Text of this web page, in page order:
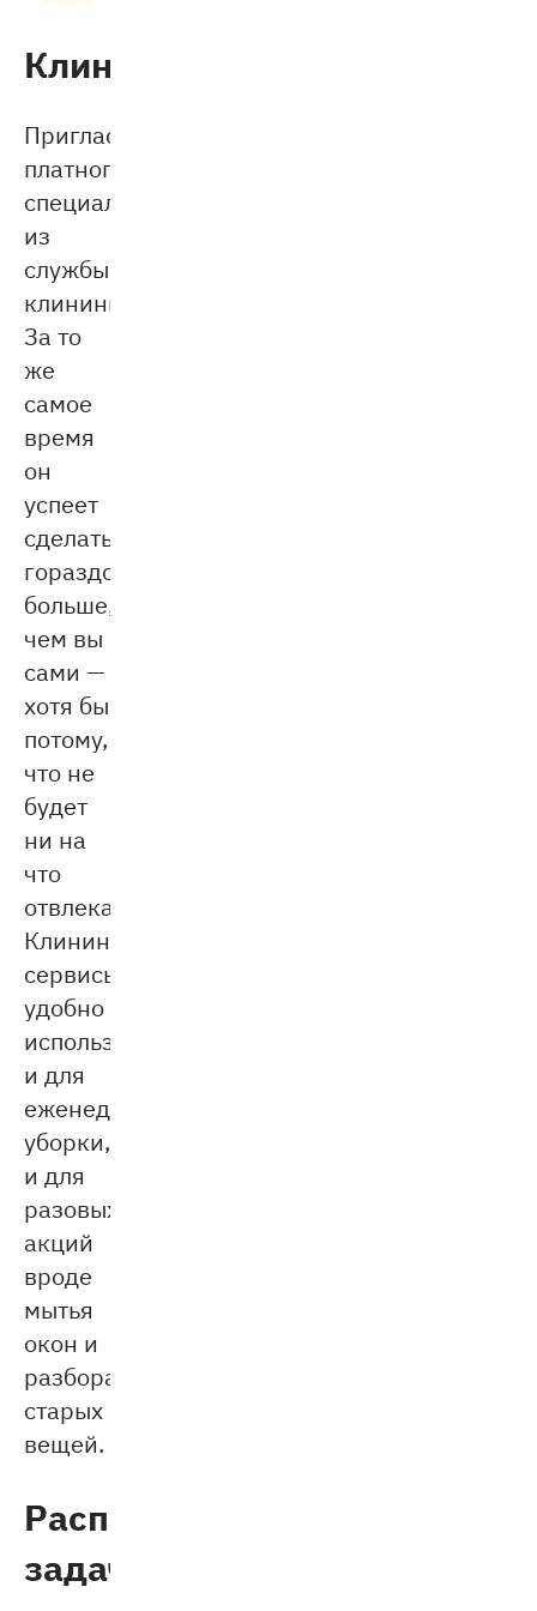
Клининг
Пригласите
платного
специалиста
из
службы
клининга.
За то
же
самое
время
он
успеет
сделать
гораздо
больше,
чем вы
сами —
хотя бы
потому,
что не
будет
ни на
что
отвлекаться.
Клининговые
сервисы
удобно
использовать
и для
еженедельной
уборки,
и для
разовых
акций
вроде
мытья
окон и
разбора
старых
вещей.
Распределение
задач